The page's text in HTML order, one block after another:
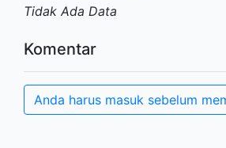
Tidak Ada Data
Komentar
Anda harus masuk sebelum